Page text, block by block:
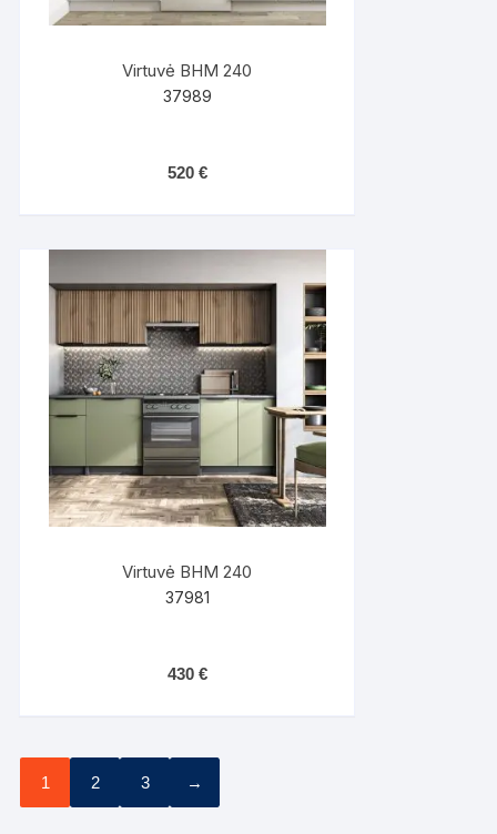
Virtuvė BHM 240
37989
520 €
Virtuvė BHM 240
37981
430 €
1 2 3 →